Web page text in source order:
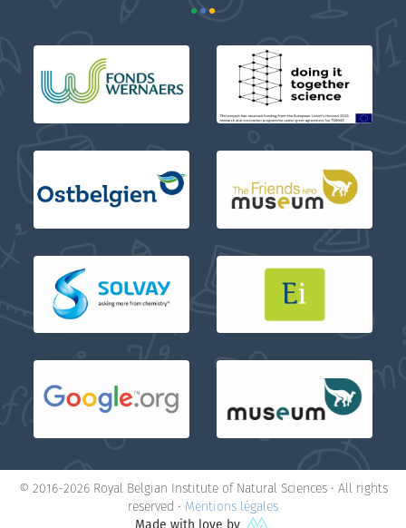
© 2016-2026 Royal Belgian Institute of Natural Sciences • All rights
reserved • Mentions légales